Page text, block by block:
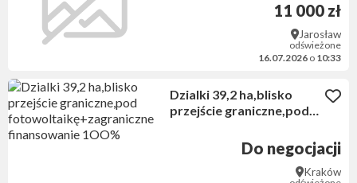
11 000 zł
Jarosław
odświeżone
16.07.2026 o 10:33
Dzialki 39,2 ha,blisko
przejście graniczne,pod
finansowanie 1OO%Do negocjacji
Kraków